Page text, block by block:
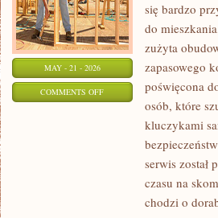
MAY - 21 - 2026
COMMENTS OFFON
UBEZPIECZENIA
AUTOCASCO
się bardzo
do
zużyta
zapasowego
poświęcona
osób, które
kluczykami
serwis został
czasu na
chodzi o